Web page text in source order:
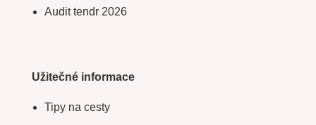
Audit tendr 2026
Užitečné informace
Tipy na cesty